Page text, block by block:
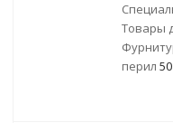
Товары
перил 50